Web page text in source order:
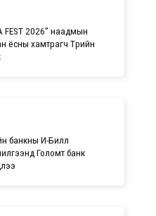
FEST 2026” наадмын
ёсны хамтрагч Төрийн
банкны И-Билл
Голомт банк